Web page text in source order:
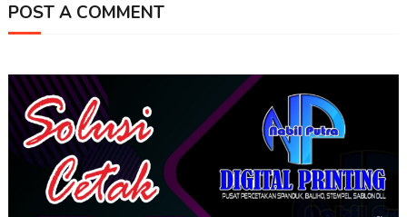
POST A COMMENT